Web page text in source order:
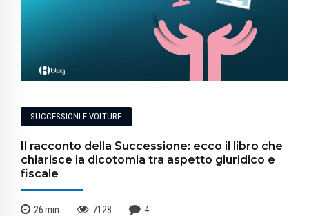
SUCCESSIONI E VOLTURE
Il racconto della Successione: ecco il libro che
chiarisce la dicotomia tra aspetto giuridico e
fiscale
26min 7128 4